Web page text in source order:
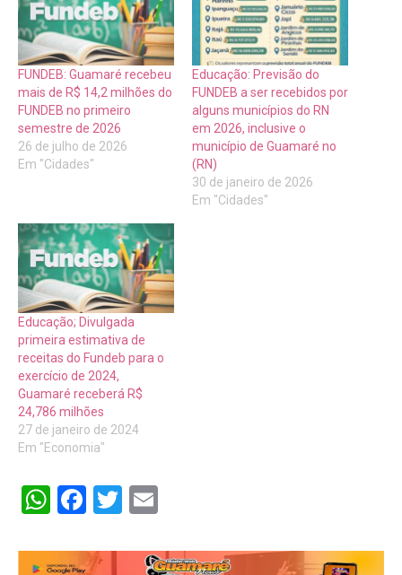
FUNDEB: Guamaré recebeu
mais de R$ 14,2 milhões do
FUNDEB no primeiro
semestre de 2026
26 de julho de 2026
Em "Cidades"
Educação: Previsão do
FUNDEB a ser recebidos por
alguns municípios do RN
em 2026, inclusive o
município de Guamaré no
(RN)
30 de janeiro de 2026
Em "Cidades"
Educação; Divulgada
primeira estimativa de
receitas do Fundeb para o
exercício de 2024,
Guamaré receberá R$
24,786 milhões
27 de janeiro de 2024
Em "Economia"
WhatsApp
Facebook
Twitter